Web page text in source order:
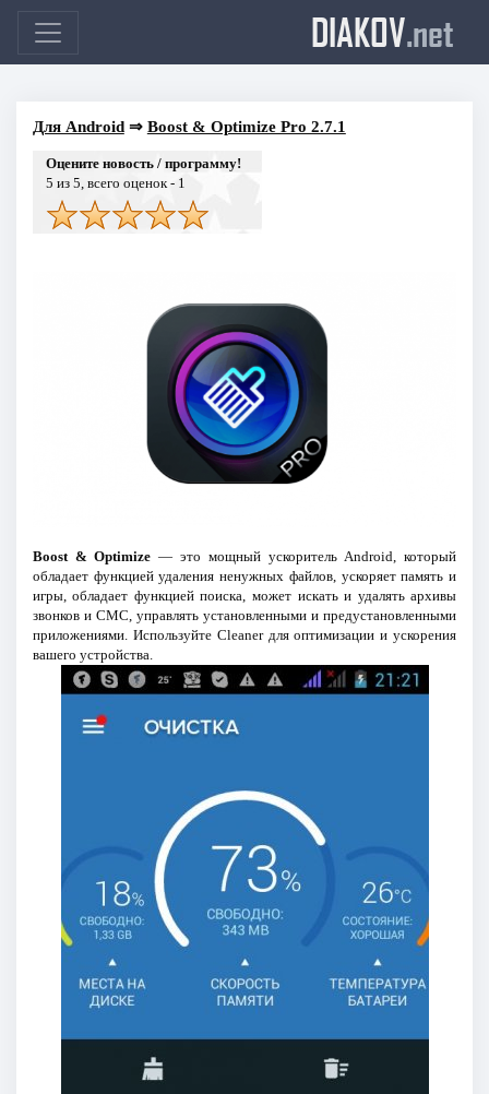
DIAKOV.net
Для Android⇒ Boost & Optimize Pro 2.7.1
Оцените новость / программу!
5 из 5, всего оценок - 1
Boost & Optimize — это мощный ускоритель Android, который
обладает функцией удаления ненужных файлов, ускоряет память и
игры, обладает функцией поиска, может искать и удалять архивы
звонков и СМС, управлять установленными и предустановленными
приложениями. Используйте Cleaner для оптимизации и ускорения
вашего устройства.